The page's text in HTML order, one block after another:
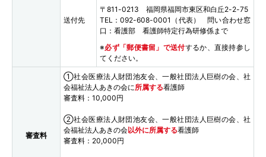
送付先
〒811-0213 福岡県福岡市東区和白丘2-2-75
TEL：092-608-0001（代表） 問い合わせ窓
口：看護部 看護師特定行為研修係まで
※必ず「郵便書留」で送付するか、直接持参し
てください。
審査料
①社会医療法人財団池友会、一般社団法人巨樹の会、社
会福祉法人あきの会に所属する看護師
審査料：10,000円
②社会医療法人財団池友会、一般社団法人巨樹の会、社
会福祉法人あきの会以外に所属する看護師
審査料：20,000円